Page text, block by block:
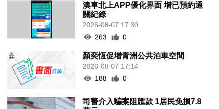
澳車北上APP優化界面 增已預約通
關紀錄
2026-08-07 17:30
263
0
顏奕恆促增青洲公共泊車空間
2026-08-07 17:14
188
0
司警介入騙案阻匯款 1居民免損7.8